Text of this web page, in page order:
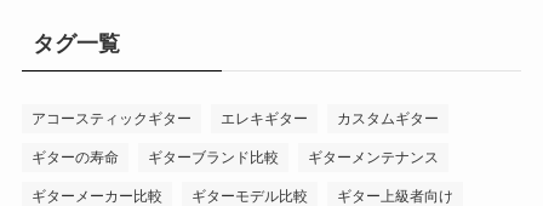
タグ一覧
アコースティックギター エレキギター カスタムギター
ギターの寿命 ギターブランド比較 ギターメンテナンス
ギターメーカー比較 ギターモデル比較 ギター上級者向け